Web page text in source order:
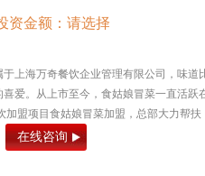
资金额：请选择
上海万奇餐饮企业管理有限公司，味
爱。从上市至今，食姑娘冒菜一直活
加盟项目食姑娘冒菜加盟，总部大力帮
在线咨询